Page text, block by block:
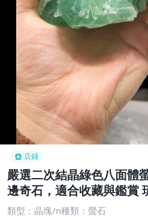
店鋪
嚴選二次結晶綠色八面體
邊奇石，適合收藏與鑑賞
類型：晶塊/n種類：螢石